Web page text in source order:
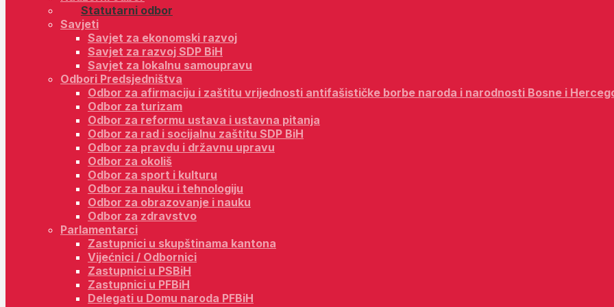
Statutarni odbor
Savjeti
Savjet za ekonomski razvoj
Savjet za razvoj SDP BiH
Savjet za lokalnu samoupravu
Odbori Predsjedništva
Odbor za afirmaciju i zaštitu vrijednosti antifašističke borbe naroda i narodnosti Bosne i
Odbor za turizam
Odbor za reformu ustava i ustavna pitanja
Odbor za rad i socijalnu zaštitu SDP BiH
Odbor za pravdu i državnu upravu
Odbor za okoliš
Odbor za sport i kulturu
Odbor za nauku i tehnologiju
Odbor za obrazovanje i nauku
Odbor za zdravstvo
Parlamentarci
Zastupnici u skupštinama kantona
Vijećnici / Odbornici
Zastupnici u PSBiH
Zastupnici u PFBiH
Delegati u Domu naroda PFBiH